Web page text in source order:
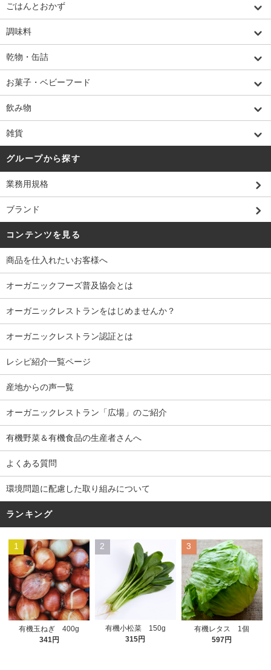
ごはんとおかず
調味料
乾物・缶詰
お菓子・ベビーフード
飲み物
雑貨
グループから探す
業務用規格
ブランド
コンテンツを見る
商品を仕入れたいお客様へ
オーガニックフーズ普及協会とは
オーガニックレストランをはじめませんか？
オーガニックレストラン認証とは
レシピ紹介一覧ページ
産地からの声一覧
オーガニックレストラン「広場」のご紹介
有機野菜＆有機食品の生産者さんへ
よくある質問
環境問題に配慮した取り組みについて
ランキング
1
有機玉ねぎ 400g
341円
2
有機小松菜 150g
315円
3
有機レタス 1個
597円